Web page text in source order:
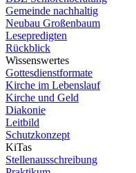
Gemeinde nachhaltig
Neubau Großenbaum
Lesepredigten
Rückblick
Wissenswertes
Gottesdienstformate
Kirche im Lebenslauf
Kirche und Geld
Diakonie
Leitbild
Schutzkonzept
KiTas
Stellenausschreibung